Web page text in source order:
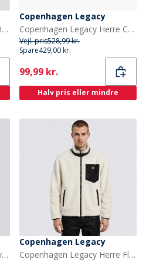
Copenhagen Legacy Herre Hættejakke Sort
Copenhagen Legacy
Copenhagen Legacy Herre Crew Hjerte print sweatshirt Khaki
Vejl. pris528,99 kr.
Spare429,00 kr.
Current
99,99 kr.
Halv pris eller mindre
Copenhagen Legacy Herre lynlås hoodie Navy
Copenhagen Legacy
Copenhagen Legacy Herre Fleecetøj beige